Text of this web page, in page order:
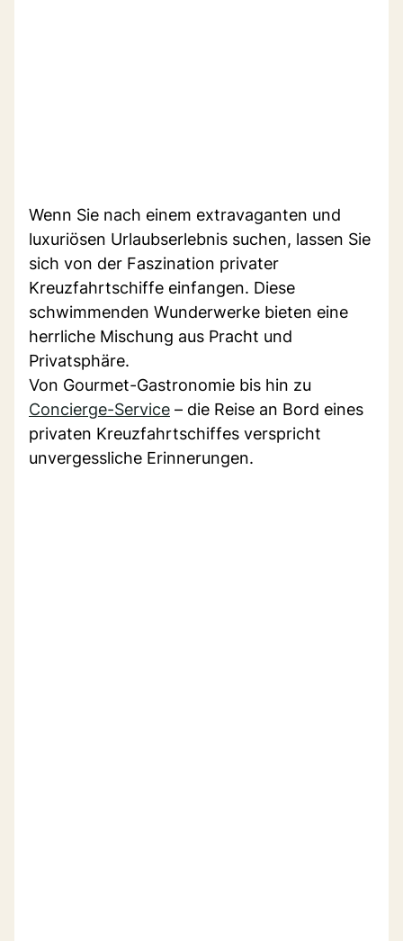
Wenn Sie nach einem extravaganten und
luxuriösen Urlaubserlebnis suchen, lassen Sie
sich von der Faszination privater
Kreuzfahrtschiffe einfangen. Diese
schwimmenden Wunderwerke bieten eine
herrliche Mischung aus Pracht und
Privatsphäre.
Von Gourmet-Gastronomie bis hin zu
Concierge-Service – die Reise an Bord eines
privaten Kreuzfahrtschiffes verspricht
unvergessliche Erinnerungen.